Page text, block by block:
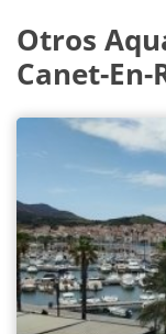
Otros
Canet-